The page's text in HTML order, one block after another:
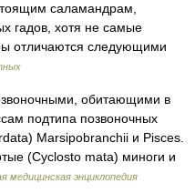
саламандрам,
гадов, хотя не самые
отличаются следующими
обитающими в
подтипа позвоночных
Marsipobranchii и Pisces.
(Cyclosto mata) миноги и
медицинская энциклопедия